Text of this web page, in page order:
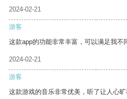
2024-02-21
游客
这款app的功能非常丰富，可以满足我不
2024-02-21
游客
这款游戏的音乐非常优美，听了让人心旷